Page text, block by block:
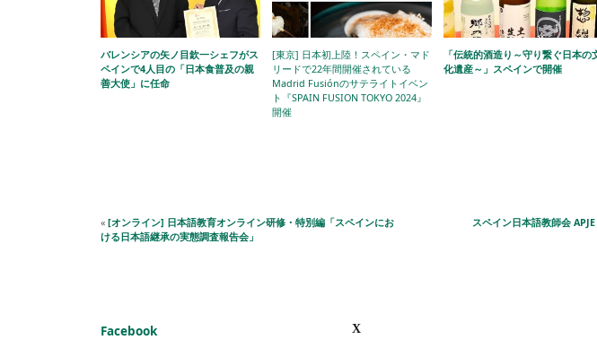
バレンシアの矢ノ目欽一シェフがス
ペインで4人目の「日本食普及の親
善大使」に任命
[東京] 日本初上陸！スペイン・マド
リードで22年間開催されている
Madrid Fusiónのサテライトイベン
ト『SPAIN FUSION TOKYO 2024』
開催
「伝統的酒造り～守り繋ぐ日本の
化遺産～」スペインで開催
« [オンライン] 日本語教育オンライン研修・特別編「スペインにお
ける日本語継承の実態調査報告会」
スペイン日本語教師会
Facebook X